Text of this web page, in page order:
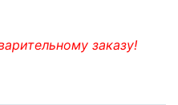
заказу!